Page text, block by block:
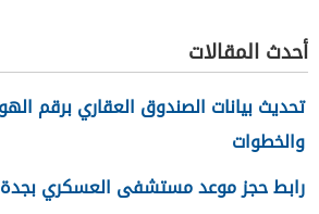
أحدث المقالات
والخطوات
رابط حجز موعد مستشفى العسكري بجدة 1448